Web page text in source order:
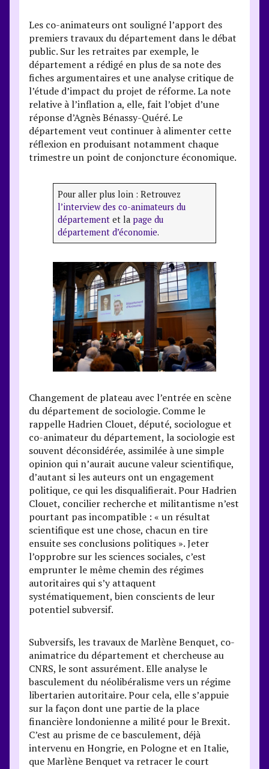
Les co-animateurs ont souligné l’apport des
premiers travaux du département dans le débat
public. Sur les retraites par exemple, le
département a rédigé en plus de sa note des
fiches argumentaires et une analyse critique de
l’étude d’impact du projet de réforme. La note
relative à l’inflation a, elle, fait l’objet d’une
réponse d’Agnès Bénassy-Quéré. Le
département veut continuer à alimenter cette
réflexion en produisant notamment chaque
trimestre un point de conjoncture économique.
Pour aller plus loin : Retrouvez
l’interview des co-animateurs du
département et la page du
département d’économie.
Changement de plateau avec l’entrée en scène
du département de sociologie. Comme le
rappelle Hadrien Clouet, député, sociologue et
co-animateur du département, la sociologie est
souvent déconsidérée, assimilée à une simple
opinion qui n’aurait aucune valeur scientifique,
d’autant si les auteurs ont un engagement
politique, ce qui les disqualifierait. Pour Hadrien
Clouet, concilier recherche et militantisme n’est
pourtant pas incompatible : « un résultat
scientifique est une chose, chacun en tire
ensuite ses conclusions politiques ». Jeter
l’opprobre sur les sciences sociales, c’est
emprunter le même chemin des régimes
autoritaires qui s’y attaquent
systématiquement, bien conscients de leur
potentiel subversif.
Subversifs, les travaux de Marlène Benquet, co-
animatrice du département et chercheuse au
CNRS, le sont assurément. Elle analyse le
basculement du néolibéralisme vers un régime
libertarien autoritaire. Pour cela, elle s’appuie
sur la façon dont une partie de la place
financière londonienne a milité pour le Brexit.
C’est au prisme de ce basculement, déjà
intervenu en Hongrie, en Pologne et en Italie,
que Marlène Benquet va retracer le court